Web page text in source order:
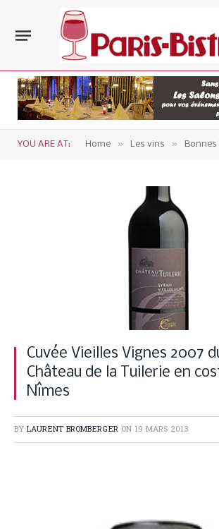
YOU ARE AT: Home » Les vins »
Cuvée Vieilles Vignes 2007
Château de la Tuilerie en
Nîmes
BY LAURENT BROMBERGER ON 19 MARS 2013